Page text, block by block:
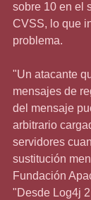
sobre 10 en el
CVSS, lo que
problema.
"Un atacante
mensajes de
del mensaje
arbitrario
servidores
sustitución
Fundación
"Desde Log4j